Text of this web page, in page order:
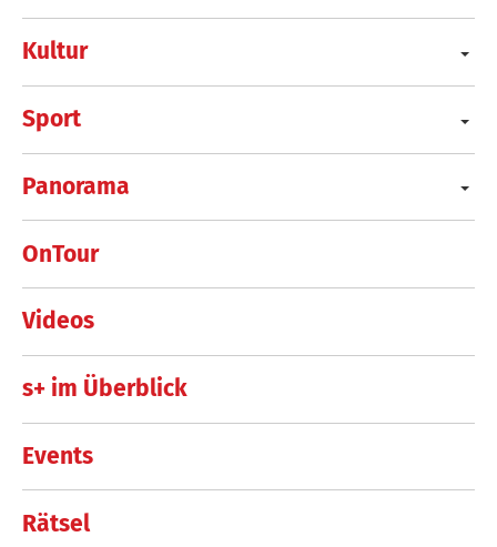
Kultur
Sport
Panorama
OnTour
Videos
s+ im Überblick
Events
Rätsel